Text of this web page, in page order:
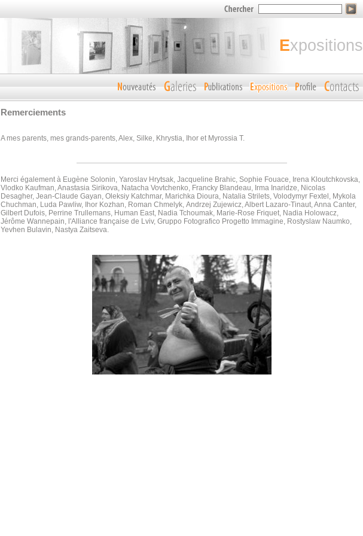
expositions
Remerciements
A mes parents, mes grands-parents, Alex, Silke, Khrystia, Ihor et Myrossia T.
Merci également à Eugène Solonin, Yaroslav Hrytsak, Jacqueline Brahic, Sophie Fouace, Irena Kloutchkovska,
Vlodko Kaufman, Anastasia Sirikova, Natacha Vovtchenko, Francky Blandeau, Irma Inaridze, Nicolas
Desagher, Jean-Claude Gayan, Oleksiy Katchmar, Marichka Dioura, Natalia Strilets, Volodymyr Fextel, Mykola
Chuchman, Luda Pawliw, Ihor Kozhan, Roman Chmelyk, Andrzej Zujewicz, Albert Lazaro-Tinaut, Anna Canter,
Gilbert Dufois, Perrine Trullemans, Human East, Nadia Tchoumak, Marie-Rose Friquet, Nadia Holowacz,
Jérôme Wannepain, l'Alliance française de Lviv, Gruppo Fotografico Progetto Immagine, Rostyslaw Naumko,
Yevhen Bulavin, Nastya Zaitseva.